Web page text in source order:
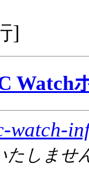
]
watch-
たしませ